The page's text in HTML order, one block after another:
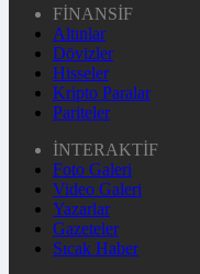
FİNANSİF
Altınlar
Dövizler
Hisseler
Kripto Paralar
Pariteler
İNTERAKTİF
Foto Galeri
Video Galeri
Yazarlar
Gazeteler
Sıcak Haber